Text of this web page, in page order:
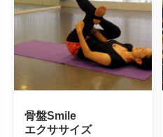
骨盤Smile
エクササイズ